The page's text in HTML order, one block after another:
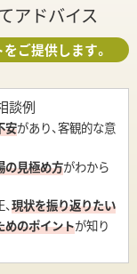
アドバイス
ご提供します。
談例
安があり、客観的な意
の見極め方がわから
現状を振り返りたい
めのポイントが知り